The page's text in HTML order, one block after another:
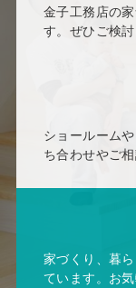
金子工務店の
す。ぜひご検
ショールーム
ち合わせやご相
家づくり、暮
ています。お